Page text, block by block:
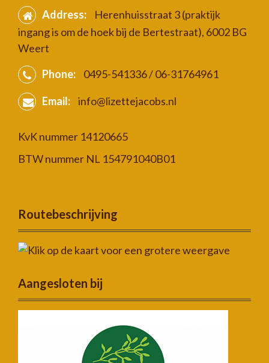
Address:
Herenhuisstraat 3 (praktijk
ingang is om de hoek bij de Bertestraat), 6002 BG
Weert
Phone:
0495-541336 / 06-31764961
Email: info@lizettejacobs.nl
KvK nummer 14120665
BTW nummer NL 154791040B01
Routebeschrijving
Aangesloten bij